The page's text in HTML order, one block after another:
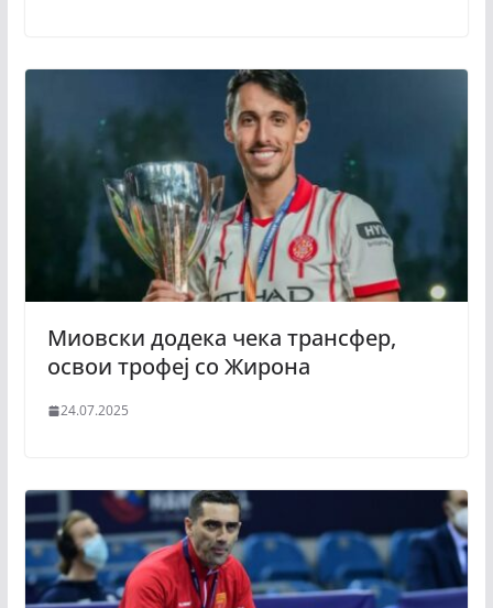
Миовски додека чека трансфер,
освои трофеј со Жирона
24.07.2025